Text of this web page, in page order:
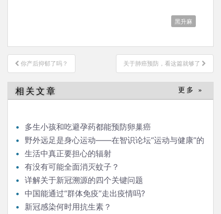
黑升麻
文
章
导
航
你产后抑郁了吗？ 关于肺癌预防，看这篇就够了
相关文章 更多 »
多生小孩和吃避孕药都能预防卵巢癌
野外远足是身心运动——在智识论坛“运动与健康”的
发言生活中真正要担心的辐射
有没有可能全面消灭蚊子？
详解关于新冠溯源的四个关键问题
中国能通过“群体免疫”走出疫情吗?
新冠感染何时用抗生素？